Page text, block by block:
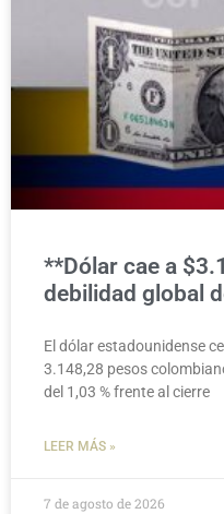
**Dólar cae a
debilidad global
El dólar estadounidense
3.148,28 pesos
del 1,03 % frente al cierre
LEER MÁS »
7 de agosto de 2026